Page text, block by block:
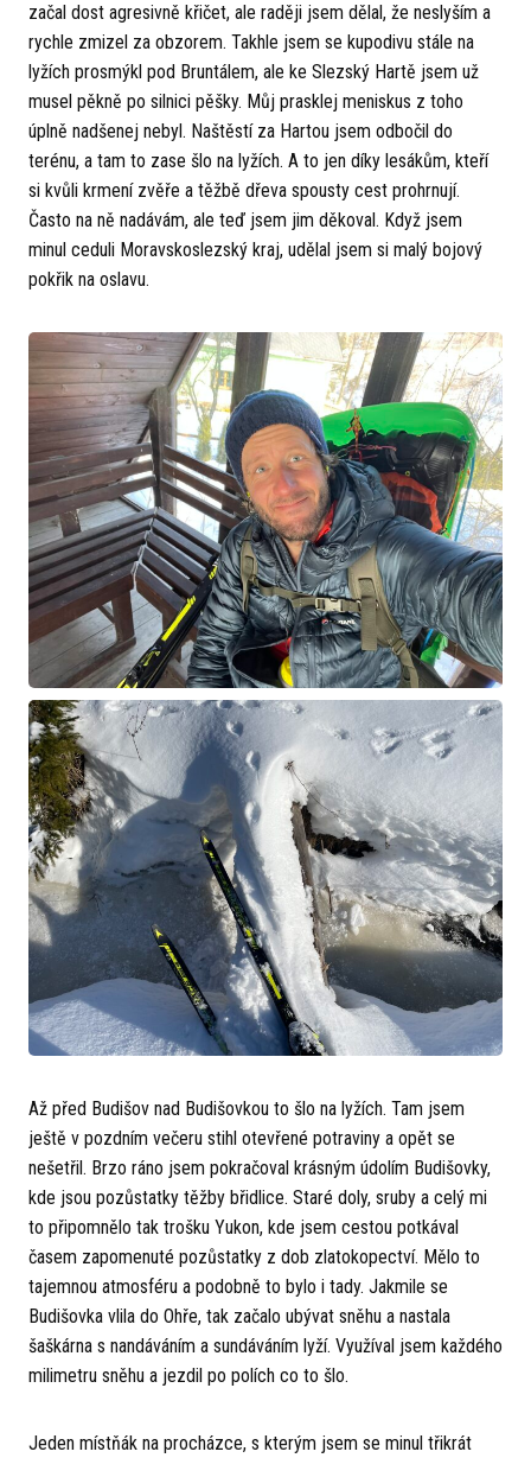
začal dost agresivně křičet, ale raději jsem dělal, že neslyším a
rychle zmizel za obzorem. Takhle jsem se kupodivu stále na
lyžích prosmýkl pod Bruntálem, ale ke Slezský Hartě jsem už
musel pěkně po silnici pěšky. Můj prasklej meniskus z toho
úplně nadšenej nebyl. Naštěstí za Hartou jsem odbočil do
terénu, a tam to zase šlo na lyžích. A to jen díky lesákům, kteří
si kvůli krmení zvěře a těžbě dřeva spousty cest prohrnují.
Často na ně nadávám, ale teď jsem jim děkoval. Když jsem
minul ceduli Moravskoslezský kraj, udělal jsem si malý bojový
pokřik na oslavu.
Až před Budišov nad Budišovkou to šlo na lyžích. Tam jsem
ještě v pozdním večeru stihl otevřené potraviny a opět se
nešetřil. Brzo ráno jsem pokračoval krásným údolím Budišovky,
kde jsou pozůstatky těžby břidlice. Staré doly, sruby a celý mi
to připomnělo tak trošku Yukon, kde jsem cestou potkával
časem zapomenuté pozůstatky z dob zlatokopectví. Mělo to
tajemnou atmosféru a podobně to bylo i tady. Jakmile se
Budišovka vlila do Ohře, tak začalo ubývat sněhu a nastala
šaškárna s nandáváním a sundáváním lyží. Využíval jsem každého
milimetru sněhu a jezdil po polích co to šlo.
Jeden místňák na procházce, s kterým jsem se minul třikrát